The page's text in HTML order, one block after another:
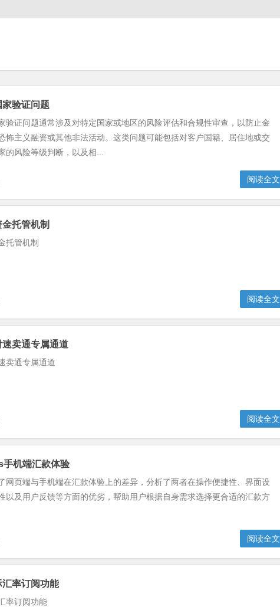
家验证问题
验证问题通常涉及对特定国家或地区的风险评估和合规性审查，以防止金
怖主义融资或其他非法活动。这类问题可能包括对客户国籍、居住地或交
的风险等级判断，以及相...
阅读全文
托管机制
托管机制
阅读全文
速卖通专属通道
卖通专属通道
阅读全文
手机端汇款体验
网页端与手机端在汇款体验上的差异，分析了两者在操作便捷性、界面设
以及用户反馈等方面的优劣，帮助用户根据自身需求选择更合适的汇款方
阅读全文
汇率订阅功能
率订阅功能